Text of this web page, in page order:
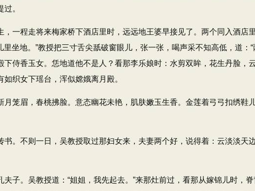
。
程走将来梅家桥下酒店里时，远远地王婆早接见了。两个同入酒店
里坐地。​”教授把三寸舌尖舐破窗眼儿，张一张，喝声采不知高低，道：​
侍香玉女。恁地道他不是人？看那李乐娘时：水剪双眸，花生丹脸，
织女下瑶台，浑似嫦娥离月殿。
眉，春桃拂脸。意态幽花未艳，肌肤嫩玉生香。金莲着弓弓扣绣鞋
不则一日，吴教授取过那妇女来，夫妻两个好，说得着：云淡淡天
。吴教授道：​“姐姐，我先起去。​”来那灶前过，看那从嫁锦儿时，